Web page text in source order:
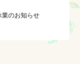
のお知らせ